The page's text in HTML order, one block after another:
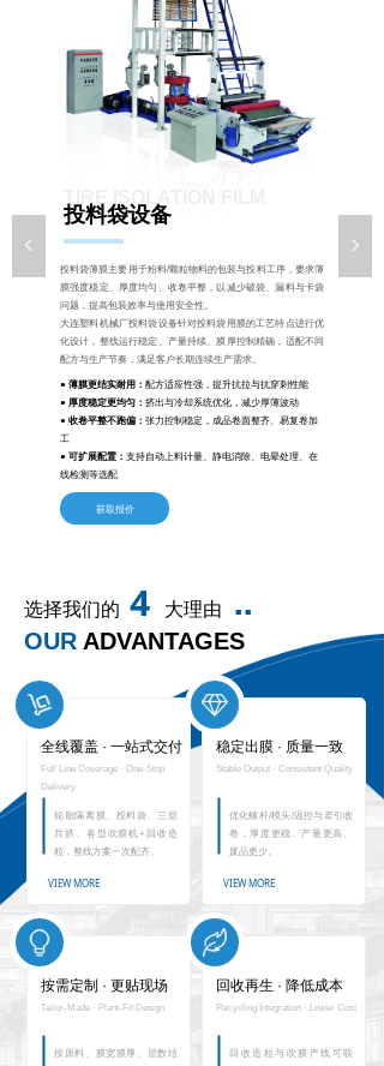
投料袋薄膜主要用于粉料/颗粒物料的包装与投料工序，要求薄
膜强度稳定、厚度均匀、收卷平整，以减少破袋、漏料与卡袋
问题，提高包装效率与使用安全性。
大连塑料机械厂投料袋设备针对投料袋用膜的工艺特点进行优
化设计，整线运行稳定、产量持续、膜厚控制精确，适配不同
配方与生产节奏，满足客户长期连续生产需求。
投料袋设备
LINE
获取报价
● 薄膜更结实耐用： 配方适应性强，提升抗拉与抗穿刺性能
● 厚度稳定更均匀： 挤出与冷却系统优化，减少厚薄波动
● 收卷平整不跑偏： 张力控制稳定，成品卷面整齐、易复卷加
工
● 可扩展配置： 支持自动上料计量、静电消除、电晕处理、在
线检测等选配
넳 넲
选择我们的 4 大理由 ■ ■
OUR ADVANTAGES
全线覆盖 · 一站式交付
Full Line Coverage · One-Stop
Delivery
轮胎隔离膜、投料袋、三层
共挤、各型吹膜机+回收造
粒，整线方案一次配齐。
VIEW MORE
稳定出膜 · 质量一致
Stable Output · Consistent Quality
优化螺杆/模头/温控与牵引收
卷，厚度更稳、产量更高、
废品更少。
VIEW MORE
按需定制 · 更贴现场
Tailor-Made · Plant-Fit Design
按原料、膜宽膜厚、层数结
回收再生 · 降低成本
Recycling Integration · Lower Cost
回收造粒与吹膜产线可联